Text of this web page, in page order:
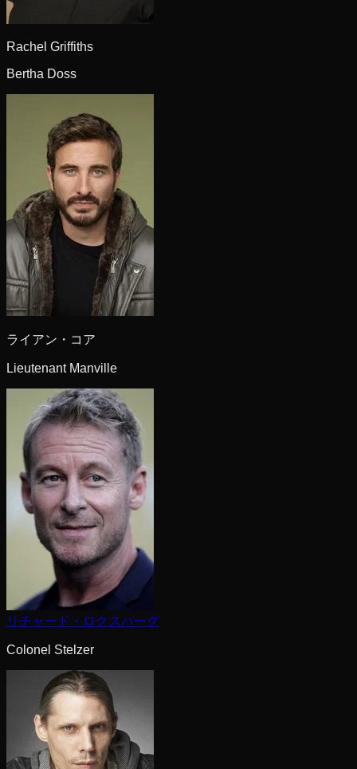
Rachel Griffiths
Bertha Doss
ライアン・コア
Lieutenant Manville
リチャード・ロクスバーグ
Colonel Stelzer